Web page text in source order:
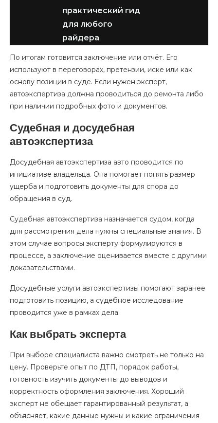
практический гид
для любого
райдера
По итогам готовится заключение или отчёт. Его
используют в переговорах, претензии, иске или как
основу позиции в суде. Если нужен эксперт,
автоэкспертиза должна проводиться до ремонта либо
при наличии подробных фото и документов.
Судебная и досудебная
автоэкспертиза
Досудебная автоэкспертиза авто проводится по
инициативе владельца. Она помогает понять размер
ущерба и подготовить документы для спора до
обращения в суд.
Судебная автоэкспертиза назначается судом, когда
для рассмотрения дела нужны специальные знания. В
этом случае вопросы эксперту формулируются в
процессе, а заключение оценивается вместе с другими
доказательствами.
Досудебные услуги автоэкспертизы помогают заранее
подготовить позицию, а судебное исследование
проводится уже в рамках дела.
Как выбрать эксперта
При выборе специалиста важно смотреть не только на
цену. Проверьте опыт по ДТП, порядок работы,
готовность изучить документы до выводов и
корректность оформления заключения. Хороший
эксперт не обещает гарантированный результат, а
объясняет, какие данные нужны и какие ограничения